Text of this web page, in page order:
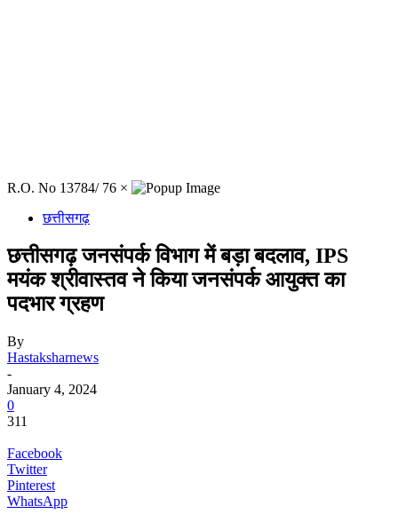
R.O. No 13784/ 76 ×
छत्तीसगढ़
छत्तीसगढ़ जनसंपर्क विभाग में बड़ा बदलाव, IPS
मयंक श्रीवास्तव ने किया जनसंपर्क आयुक्त का
पदभार ग्रहण
By
Hastaksharnews
-
January 4, 2024
0
311
Facebook
Twitter
Pinterest
WhatsApp